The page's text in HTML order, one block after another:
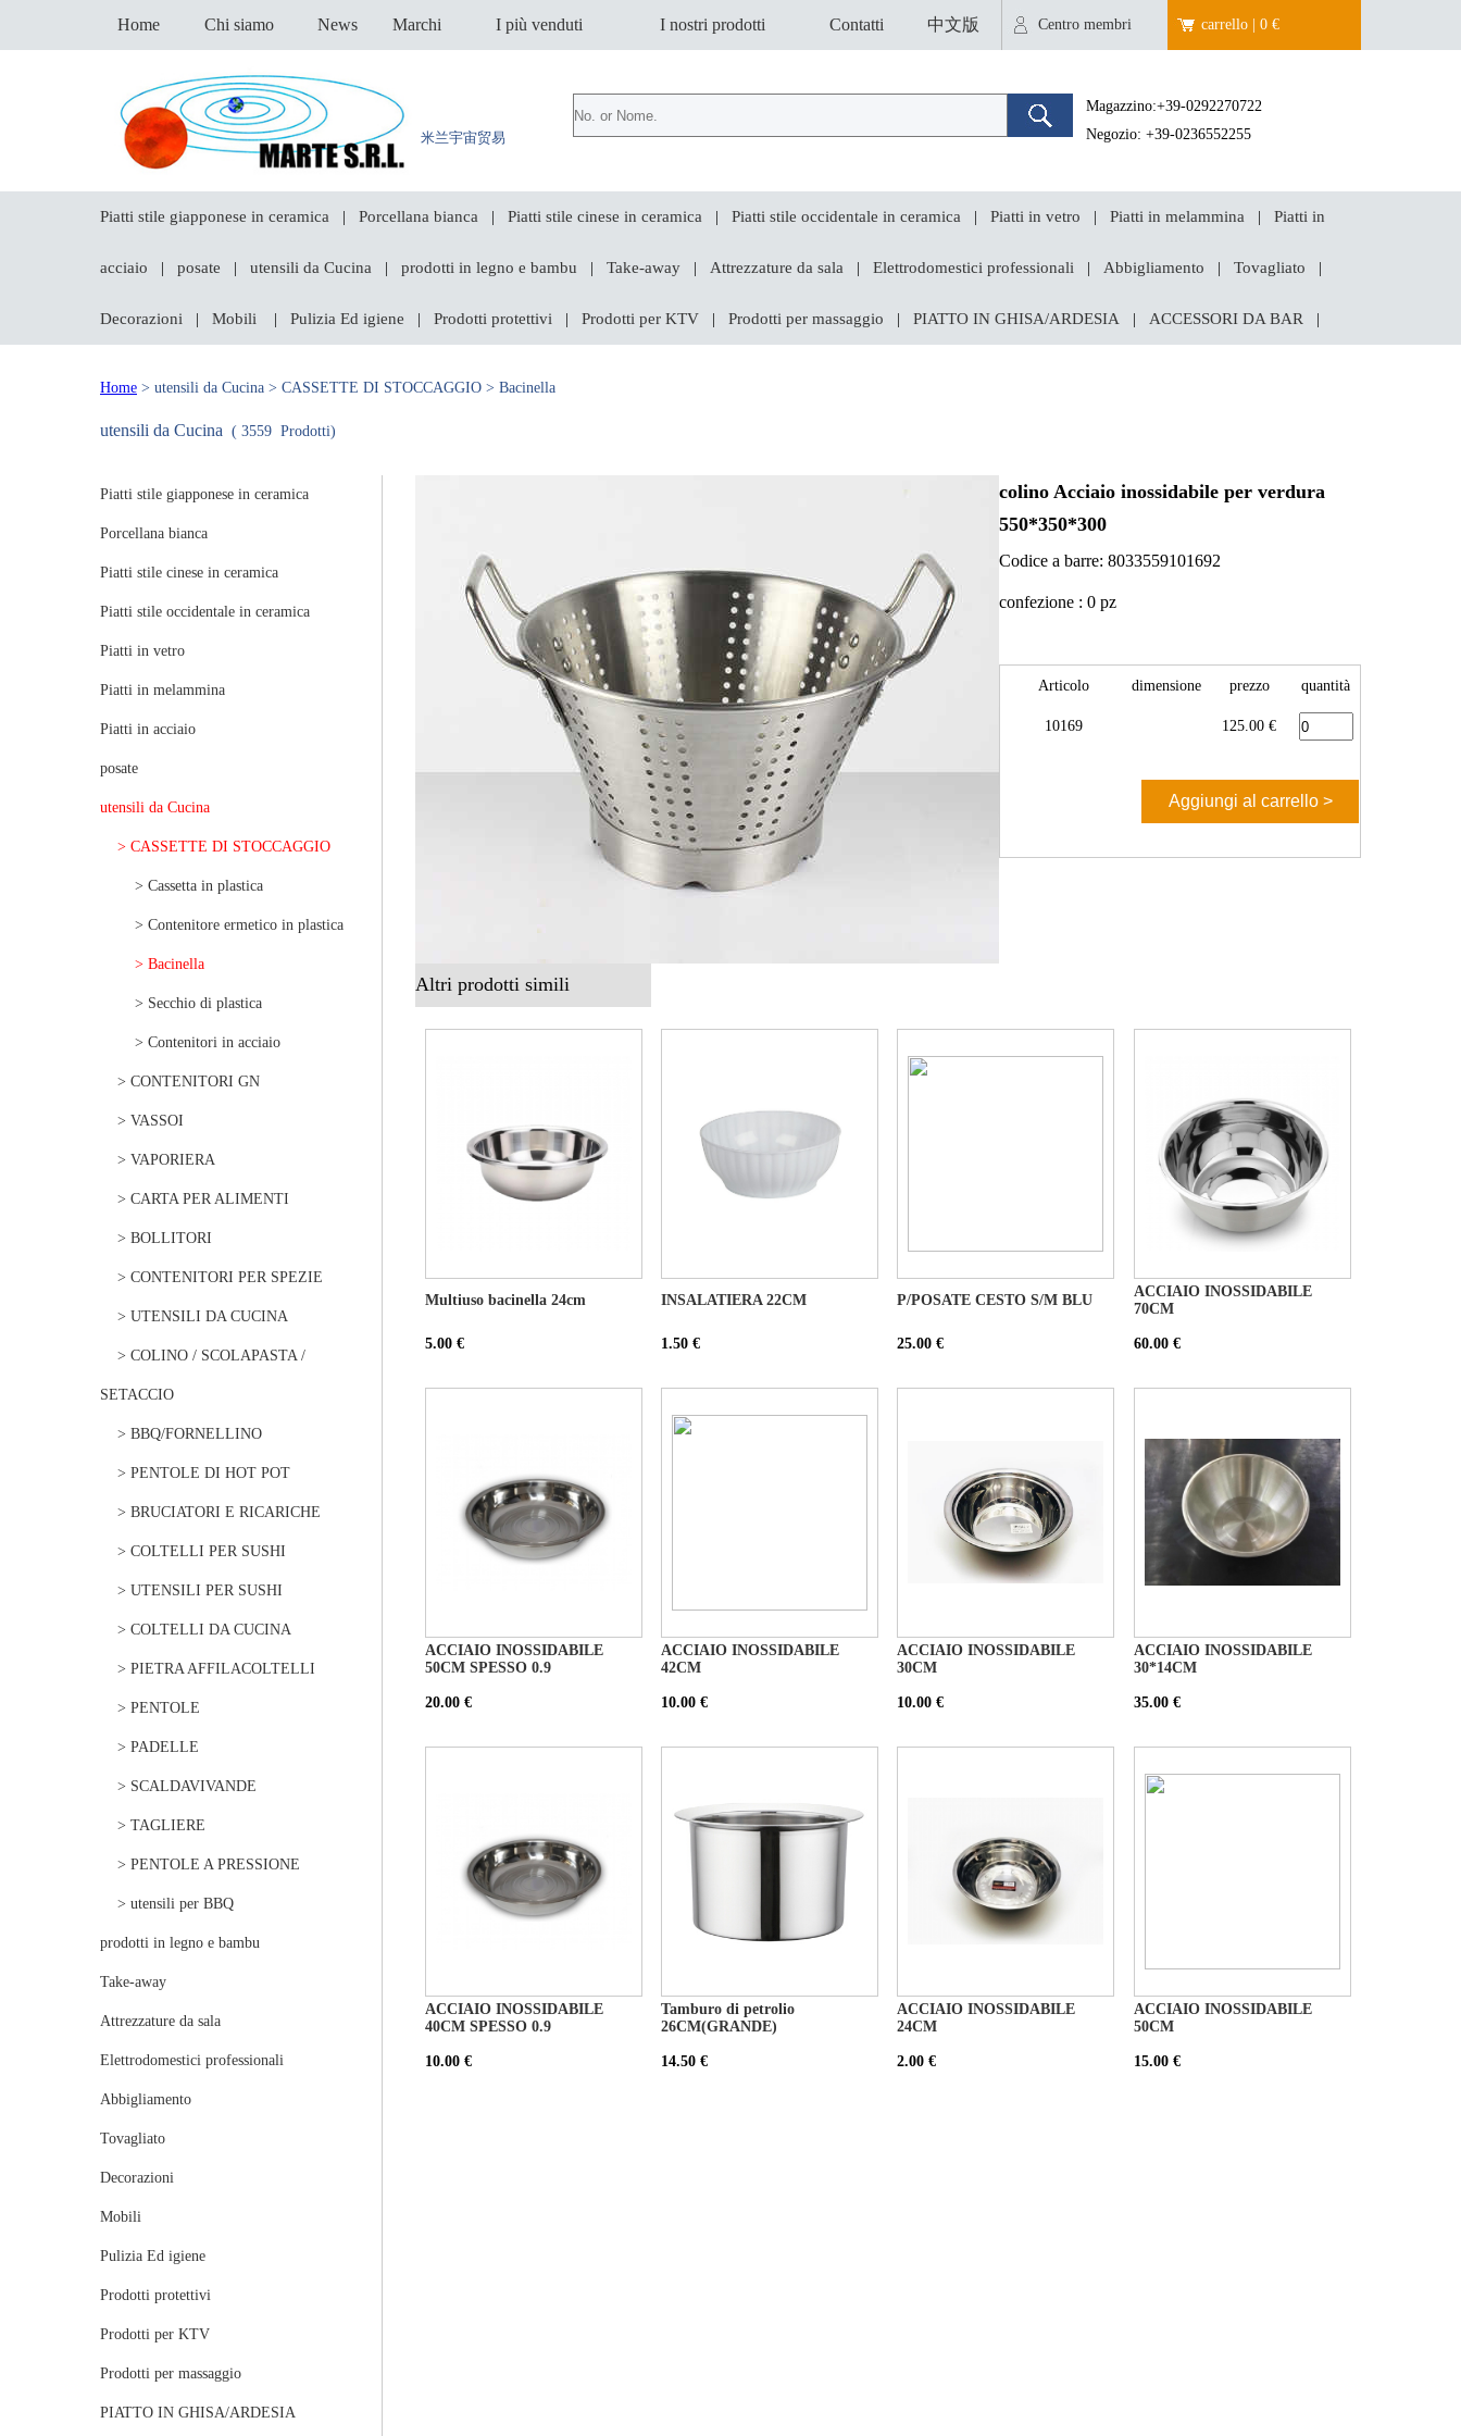
Home Chi siamo News Marchi I più venduti I nostri prodotti Contatti 中文版 Centro membri carrello | 0 €
米兰宇宙贸易
Magazzino:+39-0292270722
Negozio: +39-0236552255
Piatti stile giapponese in ceramica Porcellana bianca Piatti stile cinese in ceramica Piatti stile occidentale in ceramica Piatti in vetro Piatti in melammina Piatti in
acciaio posate utensili da Cucina prodotti in legno e bambu Take-away Attrezzature da sala Elettrodomestici professionali Abbigliamento Tovagliato
Decorazioni Mobili Pulizia Ed igiene Prodotti protettivi Prodotti per KTV Prodotti per massaggio PIATTO IN GHISA/ARDESIA ACCESSORI DA BAR
Home > utensili da Cucina > CASSETTE DI STOCCAGGIO > Bacinella
utensili da Cucina ( 3559 Prodotti)
Piatti stile giapponese in ceramica
Porcellana bianca
Piatti stile cinese in ceramica
Piatti stile occidentale in ceramica
Piatti in vetro
Piatti in melammina
Piatti in acciaio
posate
utensili da Cucina
> CASSETTE DI STOCCAGGIO
> Cassetta in plastica
> Contenitore ermetico in plastica
> Bacinella
> Secchio di plastica
> Contenitori in acciaio
> CONTENITORI GN
> VASSOI
> VAPORIERA
> CARTA PER ALIMENTI
> BOLLITORI
> CONTENITORI PER SPEZIE
> UTENSILI DA CUCINA
> COLINO / SCOLAPASTA /
SETACCIO
> BBQ/FORNELLINO
> PENTOLE DI HOT POT
> BRUCIATORI E RICARICHE
> COLTELLI PER SUSHI
> UTENSILI PER SUSHI
> COLTELLI DA CUCINA
> PIETRA AFFILACOLTELLI
> PENTOLE
> PADELLE
> SCALDAVIVANDE
> TAGLIERE
> PENTOLE A PRESSIONE
> utensili per BBQ
prodotti in legno e bambu
Take-away
Attrezzature da sala
Elettrodomestici professionali
Abbigliamento
Tovagliato
Decorazioni
Mobili
Pulizia Ed igiene
Prodotti protettivi
Prodotti per KTV
Prodotti per massaggio
PIATTO IN GHISA/ARDESIA
colino Acciaio inossidabile per verdura
550*350*300
Codice a barre: 8033559101692
confezione : 0 pz
Articolo dimensione prezzo quantità
10169 125.00 €
Altri prodotti simili
Multiuso bacinella 24cm
5.00 €
INSALATIERA 22CM
1.50 €
P/POSATE CESTO S/M BLU
25.00 €
ACCIAIO INOSSIDABILE
70CM
60.00 €
ACCIAIO INOSSIDABILE
50CM SPESSO 0.9
20.00 €
ACCIAIO INOSSIDABILE
42CM
10.00 €
ACCIAIO INOSSIDABILE
30CM
10.00 €
ACCIAIO INOSSIDABILE
30*14CM
35.00 €
ACCIAIO INOSSIDABILE
40CM SPESSO 0.9
10.00 €
Tamburo di petrolio
26CM(GRANDE)
14.50 €
ACCIAIO INOSSIDABILE
24CM
2.00 €
ACCIAIO INOSSIDABILE
50CM
15.00 €